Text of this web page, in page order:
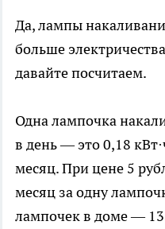
Да, лампы
больше
давайте посчитаем.
Одна лампочка
в день — это 0,18
месяц. При цене 5
месяц за одну
лампочек в доме —